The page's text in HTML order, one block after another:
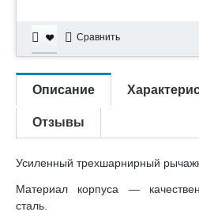
Сравнить
Описание
Отзывы
Усиленный трехшарнирный
Материал корпуса —
сталь.